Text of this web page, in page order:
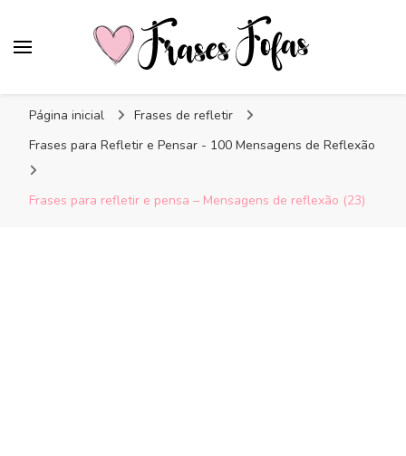
Página inicial
Frases de refletir
Frases para Refletir e Pensar - 100 Mensagens de Reflexão
Frases para refletir e pensa – Mensagens de reflexão (23)